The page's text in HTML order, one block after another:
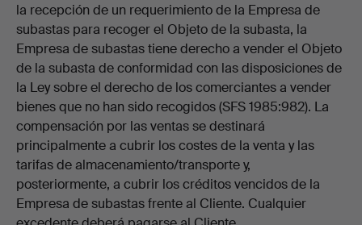
la recepción de un requerimiento de la Empresa de
subastas para recoger el Objeto de la subasta, la
Empresa de subastas tiene derecho a vender el Objeto
de la subasta de conformidad con las disposiciones de
la Ley sobre el derecho de los comerciantes a vender
bienes que no han sido recogidos (SFS 1985:982). La
compensación por las ventas se destinará
principalmente a cubrir los costes de la venta y las
tarifas de almacenamiento/transporte y,
posteriormente, a cubrir los créditos vencidos de la
Empresa de subastas frente al Cliente. Cualquier